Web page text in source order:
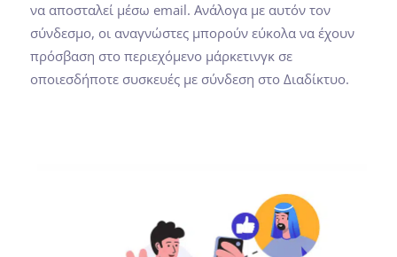
να αποσταλεί μέσω email. Ανάλογα με αυτόν τον
σύνδεσμο, οι αναγνώστες μπορούν εύκολα να έχουν
πρόσβαση στο περιεχόμενο μάρκετινγκ σε
οποιεσδήποτε συσκευές με σύνδεση στο Διαδίκτυο.